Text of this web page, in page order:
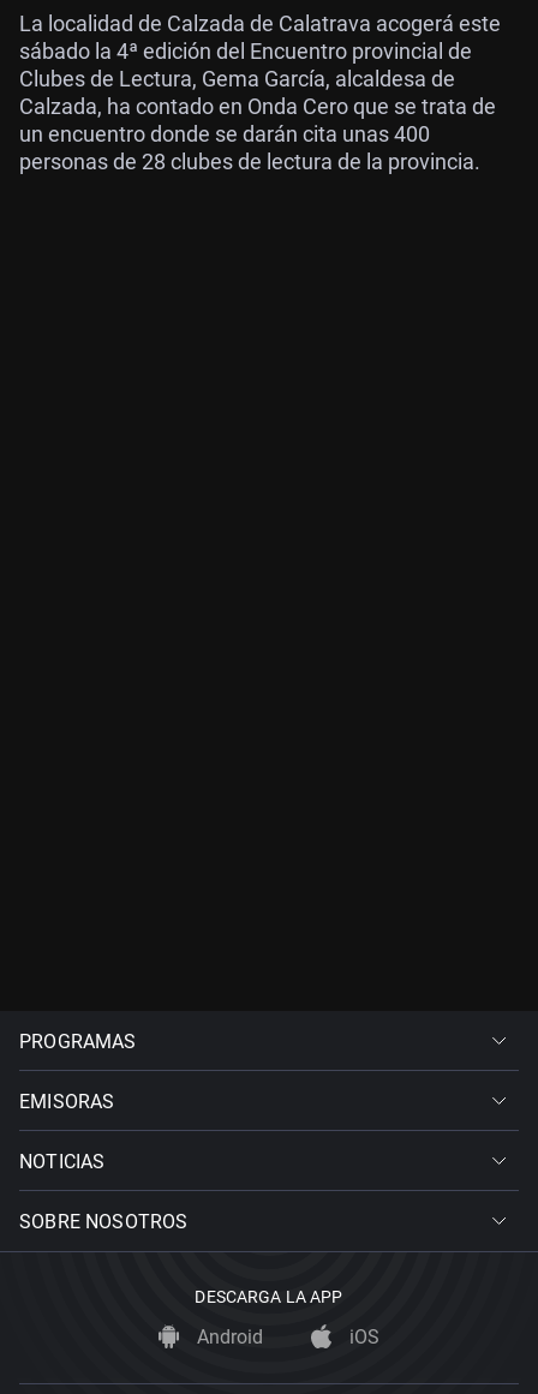
La localidad de Calzada de Calatrava acogerá este
sábado la 4ª edición del Encuentro provincial de
Clubes de Lectura, Gema García, alcaldesa de
Calzada, ha contado en Onda Cero que se trata de
un encuentro donde se darán cita unas 400
personas de 28 clubes de lectura de la provincia.
PROGRAMAS
EMISORAS
NOTICIAS
SOBRE NOSOTROS
DESCARGA LA APP
Android iOS